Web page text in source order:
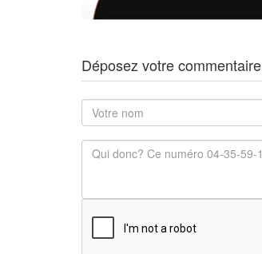
Déposez votre commentaire